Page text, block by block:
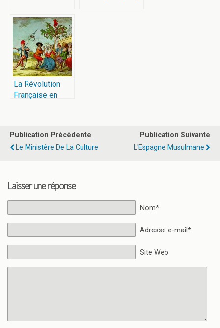
La Révolution
Française en
Publication Précédente
Le Ministère De La Culture
Publication Suivante
L'Espagne Musulmane
Laisser une réponse
Nom*
Adresse e-mail*
Site Web